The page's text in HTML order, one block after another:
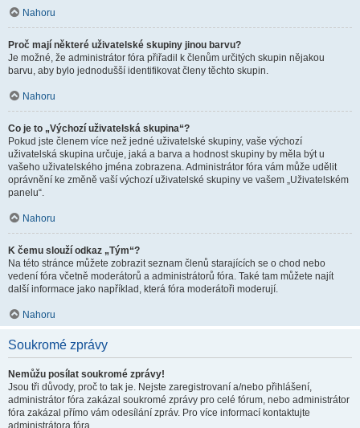
Nahoru
Proč mají některé uživatelské skupiny jinou barvu?
Je možné, že administrátor fóra přiřadil k členům určitých skupin nějakou
barvu, aby bylo jednodušší identifikovat členy těchto skupin.
Nahoru
Co je to „Výchozí uživatelská skupina“?
Pokud jste členem více než jedné uživatelské skupiny, vaše výchozí
uživatelská skupina určuje, jaká a barva a hodnost skupiny by měla být u
vašeho uživatelského jména zobrazena. Administrátor fóra vám může udělit
oprávnění ke změně vaší výchozí uživatelské skupiny ve vašem „Uživatelském
panelu“.
Nahoru
K čemu slouží odkaz „Tým“?
Na této stránce můžete zobrazit seznam členů starajících se o chod nebo
vedení fóra včetně moderátorů a administrátorů fóra. Také tam můžete najít
další informace jako například, která fóra moderátoři moderují.
Nahoru
Soukromé zprávy
Nemůžu posílat soukromé zprávy!
Jsou tři důvody, proč to tak je. Nejste zaregistrovaní a/nebo přihlášení,
administrátor fóra zakázal soukromé zprávy pro celé fórum, nebo administrátor
fóra zakázal přímo vám odesílání zpráv. Pro více informací kontaktujte
administrátora fóra.